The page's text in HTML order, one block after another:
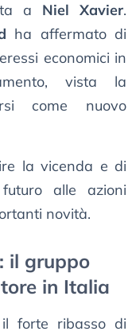
a Niel Xavier.
ha affermato di
economici in
vista la
come nuovo
la vicenda e di
alle azioni
novità.
il gruppo
in Italia
forte ribasso di